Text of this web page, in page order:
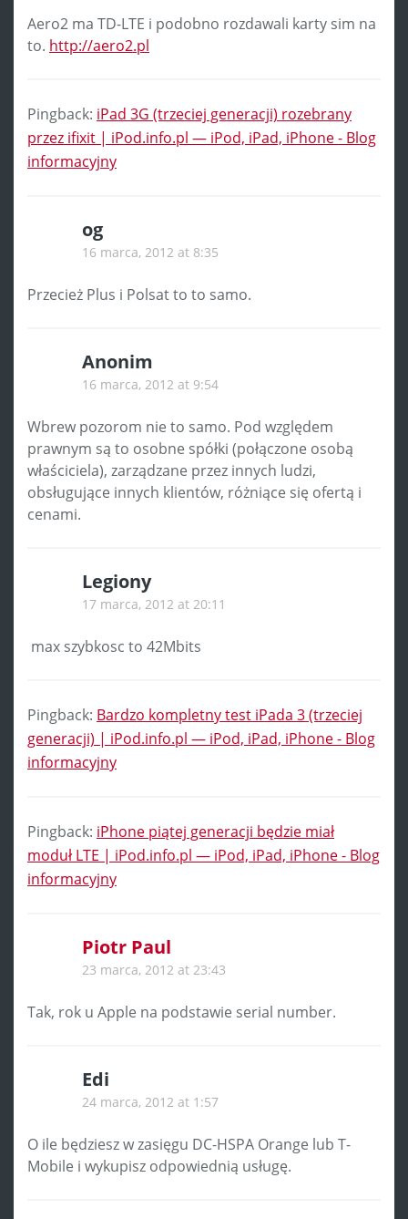
Aero2 ma TD-LTE i podobno rozdawali karty sim na
to. http://aero2.pl
Pingback: iPad 3G (trzeciej generacji) rozebrany
przez ifixit | iPod.info.pl — iPod, iPad, iPhone - Blog
informacyjny
og
16 marca, 2012 at 8:35
Przecież Plus i Polsat to to samo.
Anonim
16 marca, 2012 at 9:54
Wbrew pozorom nie to samo. Pod względem
prawnym są to osobne spółki (połączone osobą
właściciela), zarządzane przez innych ludzi,
obsługujące innych klientów, różniące się ofertą i
cenami.
Legiony
17 marca, 2012 at 20:11
max szybkosc to 42Mbits
Pingback: Bardzo kompletny test iPada 3 (trzeciej
generacji) | iPod.info.pl — iPod, iPad, iPhone - Blog
informacyjny
Pingback: iPhone piątej generacji będzie miał
moduł LTE | iPod.info.pl — iPod, iPad, iPhone - Blog
informacyjny
Piotr Paul
23 marca, 2012 at 23:43
Tak, rok u Apple na podstawie serial number.
Edi
24 marca, 2012 at 1:57
O ile będziesz w zasięgu DC-HSPA Orange lub T-
Mobile i wykupisz odpowiednią usługę.